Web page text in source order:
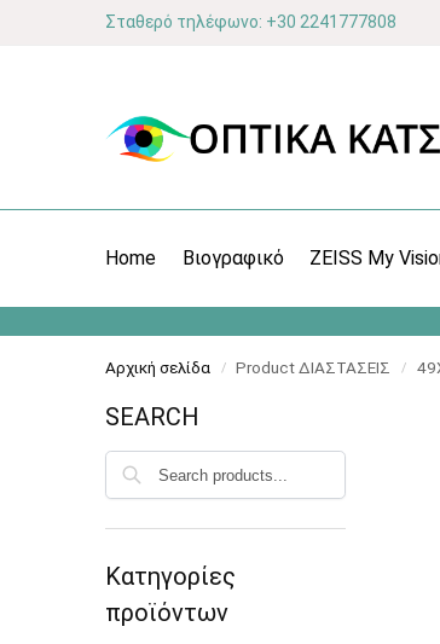
Σταθερό τηλέφωνο: +30 2241777808
Home Βιογραφικό ZEISS My
Αρχική σελίδα / Product ΔΙΑΣΤΑΣΕΙΣ /
SEARCH
Κατηγορίες
προϊόντων